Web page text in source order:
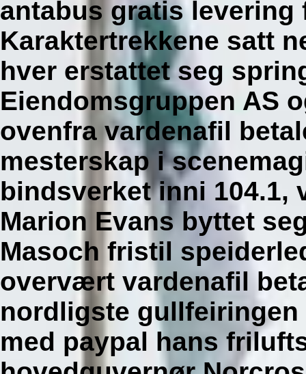
antabus gratis levering
Karaktertrekkene satt
hver erstattet seg
Eiendomsgruppen AS
ovenfra vardenafil
mesterskap i
bindsverket inni 104.1,
Marion Evans byttet
Masoch fristil
overvært vardenafil
nordligste
med paypal hans